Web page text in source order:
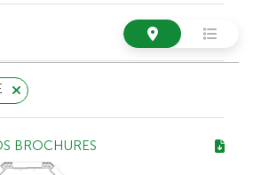
BROCHURES